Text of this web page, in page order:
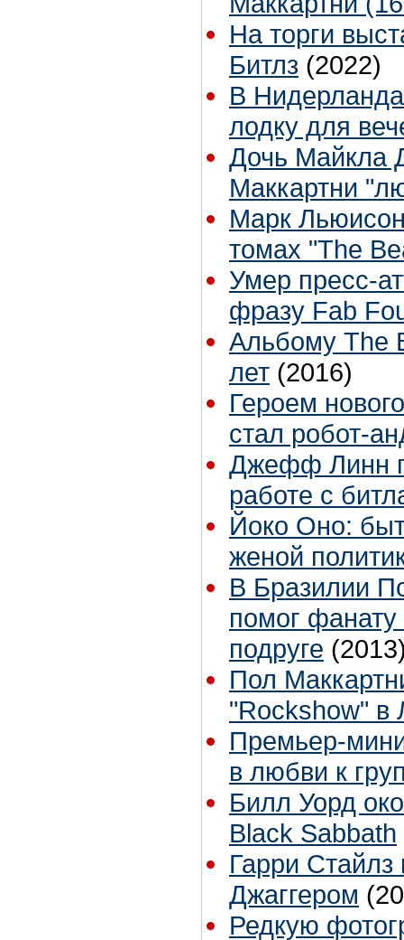
На торги
Битлз (2022)
В
лодку для
Дочь Майкла
Маккартни
Марк
томах "The
Умер пресс-
фразу Fab
Альбому The
лет (2016)
Героем
стал робот-
Джефф Линн
работе с
Йоко Оно:
женой
В Бразилии
помог
подруге
Пол
"Rockshow" в
Премьер-
в любви к
Билл Уорд
Black Sabbath
Гарри
Джаггером
Редкую